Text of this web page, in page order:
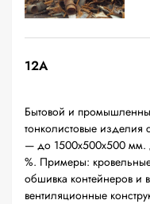
12A
Бытовой и
тонколистовые
— до 1500х500х500 мм.
%. Примеры:
обшивка контейнеров и
вентиляционные